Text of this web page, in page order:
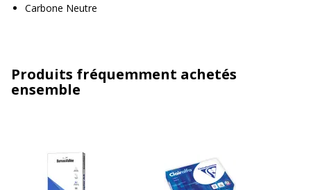
Carbone Neutre
Produits fréquemment achetés
ensemble